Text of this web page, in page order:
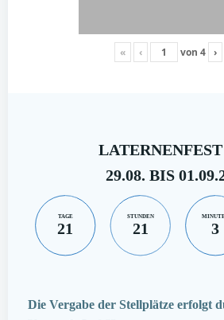
« ‹ von 4 ›
LATERNENFEST
29.08. BIS
TAGE
21
STUNDEN
21 3
Die Vergabe der Stellplätze erfolgt